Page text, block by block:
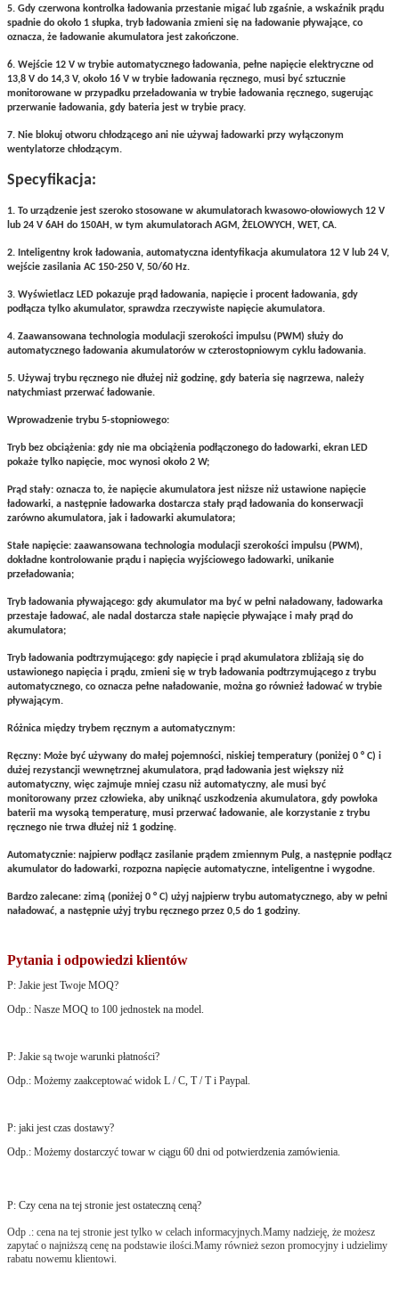
5. Gdy czerwona kontrolka ładowania przestanie migać lub zgaśnie, a wskaźnik prądu
spadnie do około 1 słupka, tryb ładowania zmieni się na ładowanie pływające, co
oznacza, że ​​ładowanie akumulatora jest zakończone.
6. Wejście 12 V w trybie automatycznego ładowania, pełne napięcie elektryczne od
13,8 V do 14,3 V, około 16 V w trybie ładowania ręcznego, musi być sztucznie
monitorowane w przypadku przeładowania w trybie ładowania ręcznego, sugerując
przerwanie ładowania, gdy bateria jest w trybie pracy.
7. Nie blokuj otworu chłodzącego ani nie używaj ładowarki przy wyłączonym
wentylatorze chłodzącym.
Specyfikacja:
1. To urządzenie jest szeroko stosowane w akumulatorach kwasowo-ołowiowych 12 V
lub 24 V 6AH do 150AH, w tym akumulatorach AGM, ŻELOWYCH, WET, CA.
2. Inteligentny krok ładowania, automatyczna identyfikacja akumulatora 12 V lub 24 V,
wejście zasilania AC 150-250 V, 50/60 Hz.
3. Wyświetlacz LED pokazuje prąd ładowania, napięcie i procent ładowania, gdy
podłącza tylko akumulator, sprawdza rzeczywiste napięcie akumulatora.
4. Zaawansowana technologia modulacji szerokości impulsu (PWM) służy do
automatycznego ładowania akumulatorów w czterostopniowym cyklu ładowania.
5. Używaj trybu ręcznego nie dłużej niż godzinę, gdy bateria się nagrzewa, należy
natychmiast przerwać ładowanie.
Wprowadzenie trybu 5-stopniowego:
Tryb bez obciążenia: gdy nie ma obciążenia podłączonego do ładowarki, ekran LED
pokaże tylko napięcie, moc wynosi około 2 W;
Prąd stały: oznacza to, że napięcie akumulatora jest niższe niż ustawione napięcie
ładowarki, a następnie ładowarka dostarcza stały prąd ładowania do konserwacji
zarówno akumulatora, jak i ładowarki akumulatora;
Stałe napięcie: zaawansowana technologia modulacji szerokości impulsu (PWM),
dokładne kontrolowanie prądu i napięcia wyjściowego ładowarki, unikanie
przeładowania;
Tryb ładowania pływającego: gdy akumulator ma być w pełni naładowany, ładowarka
przestaje ładować, ale nadal dostarcza stałe napięcie pływające i mały prąd do
akumulatora;
Tryb ładowania podtrzymującego: gdy napięcie i prąd akumulatora zbliżają się do
ustawionego napięcia i prądu, zmieni się w tryb ładowania podtrzymującego z trybu
automatycznego, co oznacza pełne naładowanie, można go również ładować w trybie
pływającym.
Różnica między trybem ręcznym a automatycznym:
Ręczny: Może być używany do małej pojemności, niskiej temperatury (poniżej 0 ° C) i
dużej rezystancji wewnętrznej akumulatora, prąd ładowania jest większy niż
automatyczny, więc zajmuje mniej czasu niż automatyczny, ale musi być
monitorowany przez człowieka, aby uniknąć uszkodzenia akumulatora, gdy powłoka
baterii ma wysoką temperaturę, musi przerwać ładowanie, ale korzystanie z trybu
ręcznego nie trwa dłużej niż 1 godzinę.
Automatycznie: najpierw podłącz zasilanie prądem zmiennym Pulg, a następnie podłącz
akumulator do ładowarki, rozpozna napięcie automatyczne, inteligentne i wygodne.
Bardzo zalecane: zimą (poniżej 0 ° C) użyj najpierw trybu automatycznego, aby w pełni
naładować, a następnie użyj trybu ręcznego przez 0,5 do 1 godziny.
Pytania i odpowiedzi klientów
P: Jakie jest Twoje MOQ?
Odp.: Nasze MOQ to 100 jednostek na model.
P: Jakie są twoje warunki płatności?
Odp.: Możemy zaakceptować widok L / C, T / T i Paypal.
P: jaki jest czas dostawy?
Odp.: Możemy dostarczyć towar w ciągu 60 dni od potwierdzenia zamówienia.
P: Czy cena na tej stronie jest ostateczną ceną?
Odp .: cena na tej stronie jest tylko w celach informacyjnych.Mamy nadzieję, że możesz
zapytać o najniższą cenę na podstawie ilości.Mamy również sezon promocyjny i udzielimy
rabatu nowemu klientowi.